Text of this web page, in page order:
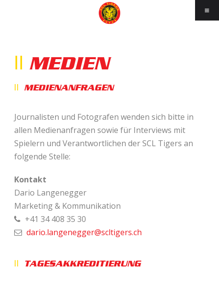
MEDIEN
MEDIENANFRAGEN
Journalisten und Fotografen wenden sich bitte in
allen Medienanfragen sowie für Interviews mit
Spielern und Verantwortlichen der SCL Tigers an
folgende Stelle:
Kontakt
Dario Langenegger
Marketing & Kommunikation
+41 34 408 35 30
dario.langenegger@scltigers.ch
TAGESAKKREDITIERUNG